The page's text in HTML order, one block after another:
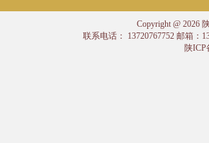
Copyright @ 2026
联系电话： 13720767752 邮箱：
陕ICP